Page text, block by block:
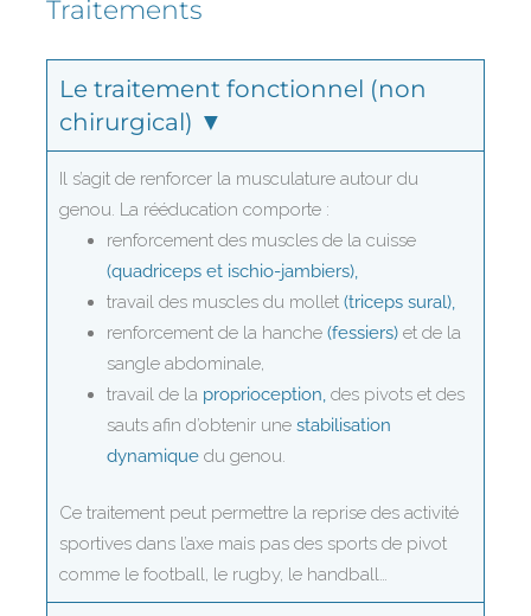
Traitements
Le traitement fonctionnel (non
chirurgical) ▼
Il s’agit de renforcer la musculature autour du
genou. La rééducation comporte :
renforcement des muscles de la cuisse
(quadriceps et ischio-jambiers),
travail des muscles du mollet (triceps sural),
renforcement de la hanche (fessiers) et de la
sangle abdominale,
travail de la proprioception, des pivots et des
sauts afin d’obtenir une stabilisation
dynamique du genou.
Ce traitement peut permettre la reprise des activité
sportives dans l’axe mais pas des sports de pivot
comme le football, le rugby, le handball…